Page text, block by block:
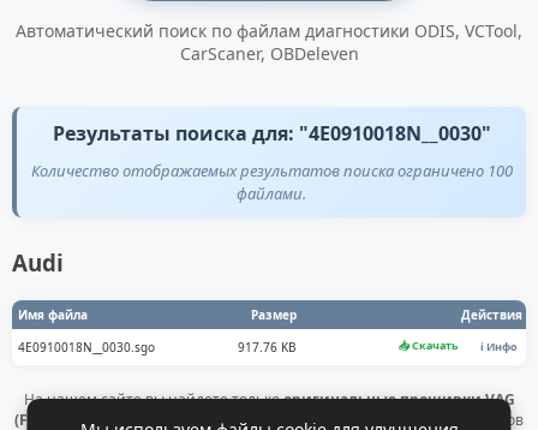
Автоматический поиск по файлам диагностики ODIS, VCTool,
CarScaner, OBDeleven
Результаты поиска для: "4E0910018N__0030"
Количество отображаемых результатов поиска ограничено 100
файлами.
Audi
Имя файла Размер
Действия
4E0910018N__0030.sgo
917.76 KB 📥 Скачать ℹ️ Инфо
На нашем сайте вы найдете толькооригинальные прошивки VAG
(Flashdaten)
. Все файлы получены напрямую с официальных серверов